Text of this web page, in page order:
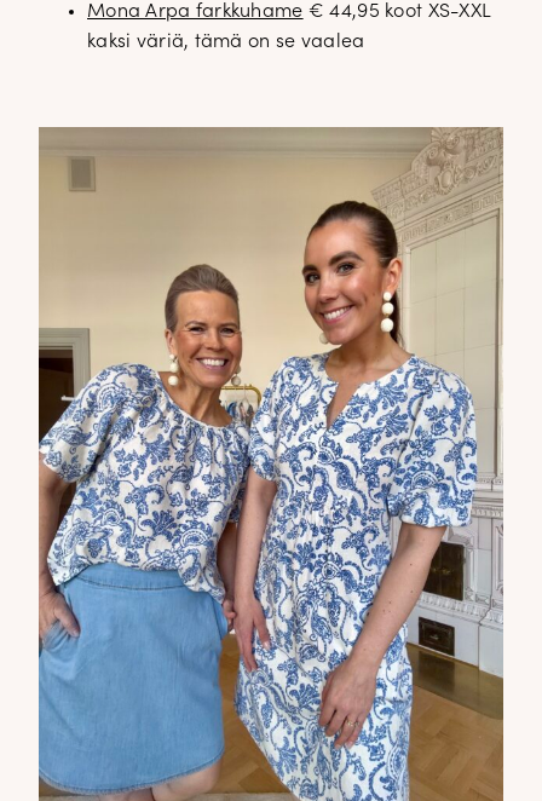
Mona Arpa farkkuhame € 44,95 koot XS-XXL
kaksi väriä, tämä on se vaalea